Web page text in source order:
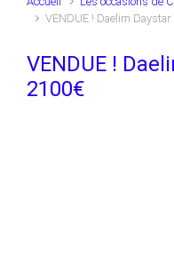
VENDUE ! Daelim
VENDUE !
2100€